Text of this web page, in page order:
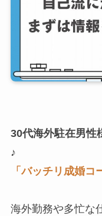
30代海外駐在男性
♪
「バッチリ成婚コ
海外勤務や多忙な